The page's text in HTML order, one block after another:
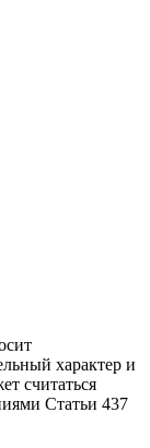
характер и
считаться
Статьи 437